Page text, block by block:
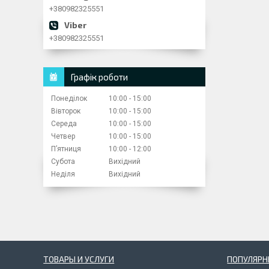
+380982325551
+380982325551
Графік роботи
Понеділок 10:00
15:00
Вівторок
10:00
15:00
Середа
10:00
15:00
Четвер
10:00
15:00
Пʼятниця
10:00
12:00
Субота
Вихідний
Неділя
Вихідний
ТОВАРЫ И УСЛУГИ